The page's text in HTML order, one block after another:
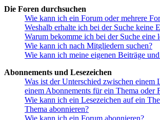
Die Foren durchsuchen
Wie kann ich ein Forum oder mehrere
Weshalb erhalte ich bei der Suche keine
Warum bekomme ich bei der Suche eine
Wie kann ich nach Mitgliedern suchen?
Wie kann ich meine eigenen Beiträge
Abonnements und Lesezeichen
Was ist der Unterschied zwischen einem
einem Abonnements für ein Thema oder
Wie kann ich ein Lesezeichen auf ein
Thema abonnieren?
Wie kann ich ein Forum abonnieren?